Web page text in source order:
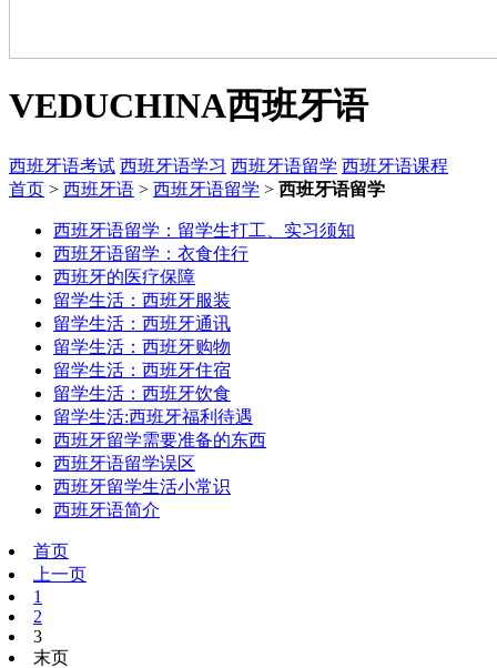
VEDUCHINA西班牙语
西班牙语考试 西班牙语学习 西班牙语留学 西班牙语课程
首页 > 西班牙语 > 西班牙语留学 > 西班牙语留学
西班牙语留学：留学生打工、实习须知
西班牙语留学：衣食住行
西班牙的医疗保障
留学生活：西班牙服装
留学生活：西班牙通讯
留学生活：西班牙购物
留学生活：西班牙住宿
留学生活：西班牙饮食
留学生活:西班牙福利待遇
西班牙留学需要准备的东西
西班牙语留学误区
西班牙留学生活小常识
西班牙语简介
首页
上一页
1
2
3
末页